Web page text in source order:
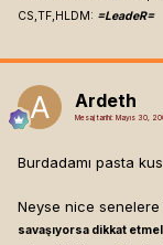
CS,TF,HLDM: =LeadeR=
Ardeth
Mesaj tarihi: Mayıs 30,
Burdadamı pasta
Neyse nice
savaşıyorsa dikkat